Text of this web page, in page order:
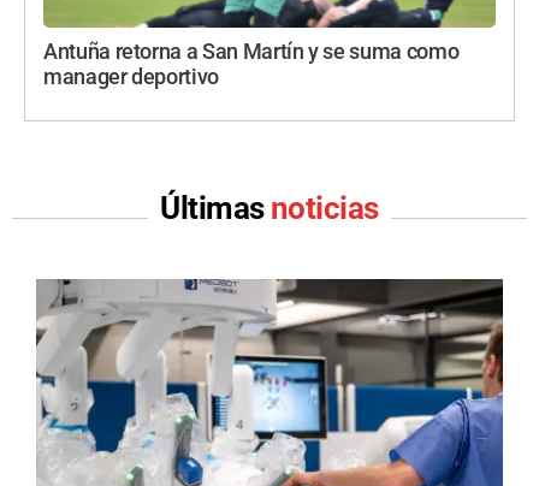
Antuña retorna a San Martín y se suma como
manager deportivo
Últimas noticias